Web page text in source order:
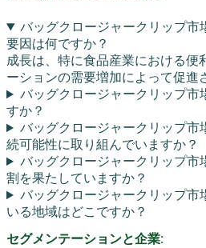
バッグクロージャークリップ市
要因は何ですか？
成長は、特に食品産業における便
ーションの需要増加によって促進
バッグクロージャークリップ市
すか？
バッグクロージャークリップ市
続可能性に取り組んでいますか？
バッグクロージャークリップ市
割を果たしていますか？
バッグクロージャークリップ市
いる地域はどこですか？
セグメンテーションと企業: